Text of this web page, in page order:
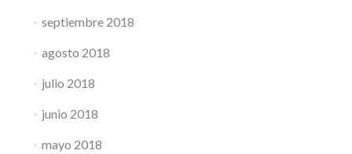
septiembre 2018
agosto 2018
julio 2018
junio 2018
mayo 2018